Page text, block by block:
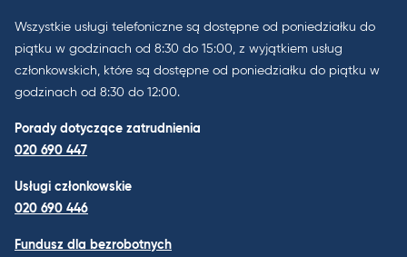
Wszystkie usługi telefoniczne są dostępne od poniedziałku do
piątku w godzinach od 8:30 do 15:00, z wyjątkiem usług
członkowskich, które są dostępne od poniedziałku do piątku w
godzinach od 8:30 do 12:00.
Porady dotyczące zatrudnienia
020 690 447
Usługi członkowskie
020 690 446
Fundusz dla bezrobotnych